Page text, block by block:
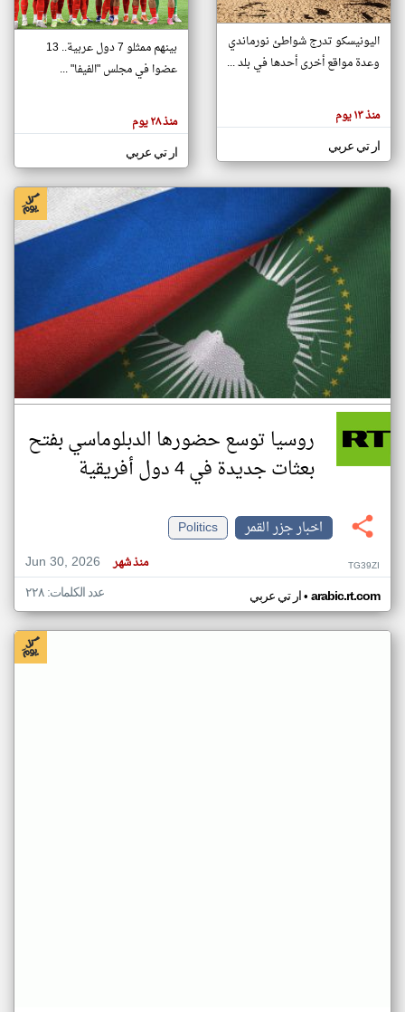
تغيير الدولة
اخبار جزر القمر على مدار الساعة
أهم اخبار جزر القمر العاجلة والمباشرة
هنا عن
وجهة
كاتبيها.
اليونيسكو تدرج شواطئ نورماندي
وعدة مواقع أخرى أحدها في بلد ...
منذ ١٣ يوم
ار تي عربي
بينهم ممثلو 7 دول عربية.. 13
عضوا في مجلس "الفيفا" ...
منذ ٢٨ يوم
ار تي عربي
روسيا توسع حضورها الدبلوماسي بفتح
بعثات جديدة في 4 دول أفريقية
اخبار جزر القمر
Politics
Jun 30, 2026
منذ شهر TG39ZI
ار تي عربي• arabic.rt.com عدد الكلمات: ٢٢٨
klyoum.com